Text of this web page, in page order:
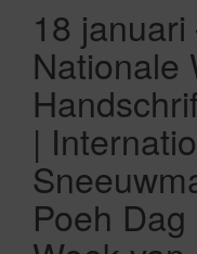
18
Nationale
|
Poeh